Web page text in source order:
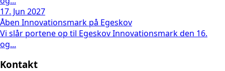
17. Jun 2027
Åben Innovationsmark på Egeskov
Vi slår portene op til Egeskov Innovationsmark den 16.
og...
Kontakt